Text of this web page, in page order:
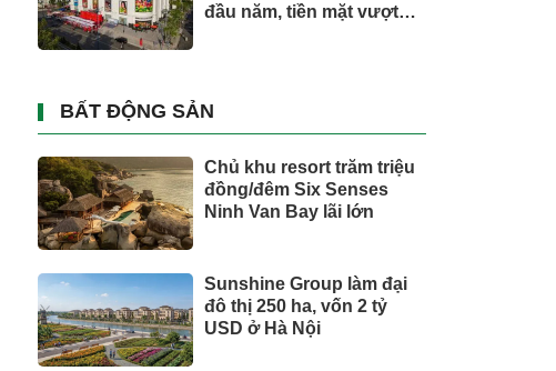
đầu năm, tiền mặt vượt
BẤT ĐỘNG SẢN
Chủ khu resort trăm triệu
đồng/đêm Six Senses
Ninh Van Bay lãi lớn
Sunshine Group làm đại
đô thị 250 ha, vốn 2 tỷ
USD ở Hà Nội